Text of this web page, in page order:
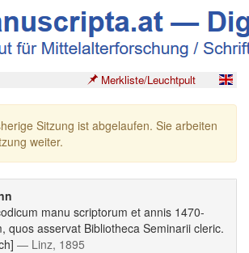
Merkliste/Leuchtpult
Sitzung ist abgelaufen. Sie arbeiten
weiter.
manu scriptorum et annis 1470-
quos asservat Bibliotheca Seminarii cleric.
— Linz, 1895